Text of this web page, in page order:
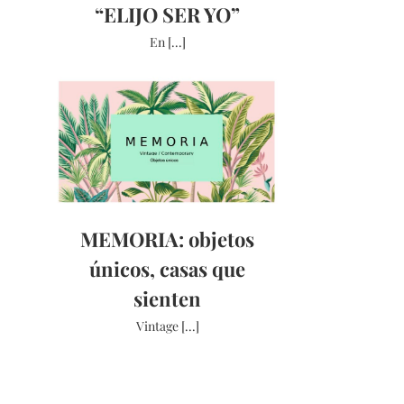
“ELIJO SER YO”
En [...]
MEMORIA: objetos
únicos, casas que
sienten
Vintage [...]